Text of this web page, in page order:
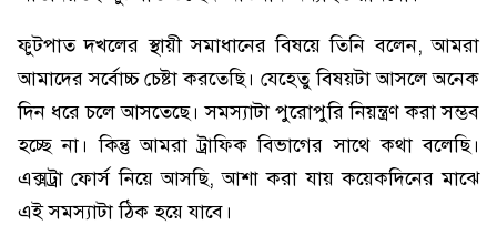
ফুটপাত দখলের স্থায়ী সমাধানের বিষয়ে তিনি বলেন, আমরা
আমাদের সর্বোচ্চ চেষ্টা করতেছি। যেহেতু বিষয়টা আসলে অনেক
দিন ধরে চলে আসতেছে। সমস্যাটা পুরোপুরি নিয়ন্ত্রণ করা সম্ভব
হচ্ছে না। কিন্তু আমরা ট্রাফিক বিভাগের সাথে কথা বলেছি।
এক্সট্রা ফোর্স নিয়ে আসছি, আশা করা যায় কয়েকদিনের মাঝে
এই সমস্যাটা ঠিক হয়ে যাবে।